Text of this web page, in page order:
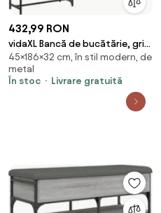
432,99 RON
vidaXL Bancă de bucătărie, gri
deschis, 186x32x45 cm, oțel și
textil
45×186×32 cm, în stil modern, de
metal
În stoc
Livrare gratuită